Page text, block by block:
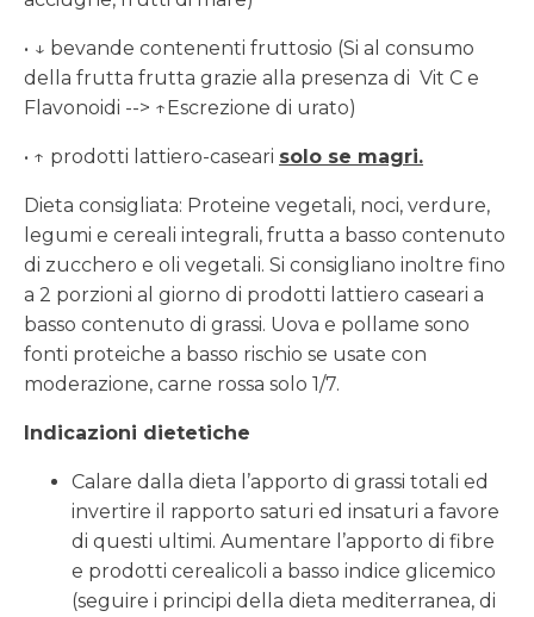
• ↓ bevande contenenti fruttosio (Si al consumo
della frutta frutta grazie alla presenza di Vit C e
Flavonoidi --> ↑Escrezione di urato)
• ↑ prodotti lattiero-caseari solo se magri.
Dieta consigliata: Proteine vegetali, noci, verdure,
legumi e cereali integrali, frutta a basso contenuto
di zucchero e oli vegetali. Si consigliano inoltre fino
a 2 porzioni al giorno di prodotti lattiero caseari a
basso contenuto di grassi. Uova e pollame sono
fonti proteiche a basso rischio se usate con
moderazione, carne rossa solo 1/7.
Indicazioni dietetiche
Calare dalla dieta l’apporto di grassi totali ed
invertire il rapporto saturi ed insaturi a favore
di questi ultimi. Aumentare l’apporto di fibre
e prodotti cerealicoli a basso indice glicemico
(seguire i principi della dieta mediterranea, di